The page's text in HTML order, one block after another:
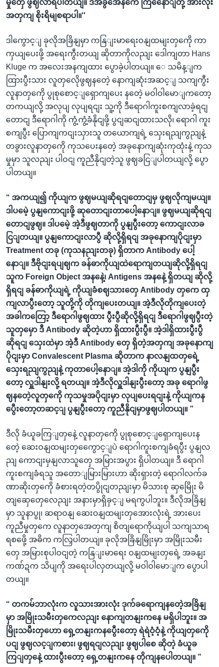
မှုတှေ ဖွဈလာရပါတယျ။ ဒီအခွအေနကေ ကြနေောျတို့ အားလုံး
အတှကျ စိုးရိမျစရာပါ။''
ဒါကွောင့ျ ခုလိုအခြိနျမှာ ကနြျးမာရေးဝနျထမျးတှကေို ကာ
ကှယျပေးဖို့ အရေးကွီးတယျ ဆိုတာကိုလညျး ဒေါကျတာ Hans
Kluge က အလေးအနကျထား ပွောခဲ့ပါတယျ။ ေ သမိန့ျက
ထြားပွီးသား လူတှလေိုဖွဈနတေဲ့ နောကျဆုံးအဆင့ျ သကျကွီး
လူနာတှကေို ပွုစုစောင့ျရှောကျပေး နတေဲ့ မဝါဝါမောျကတော့
တကယျလို့ အလုပျ လုပျရငျး သူ့ကို ဒီရောဂါကူးစကျလာခဲ့ရငျ
တောငျ ဒီရောဂါကို ကွံ့ကွံ့ခံနိုငျဖို့ ပွငျဆငျထားသလို၊ ရောဂါ ကူး
စကျပွီး ပြောကျကငျးသှားသူ တယောကျရဲ့ သှေးရညျကွညျနဲ့
တခွားလူနာတှကေို ကုသပေးနတေဲ့ အခုနောကျဆုံးကုထုံးနဲ့ ကုသ
မှုမှာ သူလညျး ပါဝငျ ကူညီနိုငျတဲ့သူ ဖွဈခငြျပါတယျလို့ ပွော
ပါတယျ။
“ အကယျ၍ ကိုယျက ဖွဈမယျဆိုရငျတောငျမှ ဖွဈလိုကျမယျ။
ဒါပမေဲ့ ပွနျကောငျးဖို့ ဆုတောငျးတာပေါ့နောျ။ ဖွဈမယျဆိုရငျ
တောငျဖွဈ။ ဒါပမေဲ့ အဲ့ဒီဖွဈတာကို ပွနျပွီးတော့ ကောငျးလာခ
ငြျတယျ။ ပွနျကောငျးလာပွီ ဆိုလို့ရှိရငျ အခုနောကျပိုငျးမှာ
Treatment တခု (ကုသနညျးတခု) ရှိတာက Antibody ပေါ့
နောျ။ ဒီဗိုငျးရပျဈက ခန်ဓာကိုယျထဲရောကျတယျဆိုလို့ရှိရငျ
သူက Foreign Object အနနေဲ့၊ Antigens အနနေဲ့ ရှိတယျ ဆိုလို့
ရှိရငျ ခန်ဓာကိုယျရဲ့ ကိုယျခံစဈသားတှေ Antibody တှကေ ထှ
ကျလာပွီးတော့ သူတို့ကို တိုကျပေးတယျ။ အဲ့ဒီလိုတိုကျပေးတဲ့
အခါကတြော့ ဒီရောဂါဖွဈထား ပွီးပွီဆိုလို့ရှိရငျ ဒီရောဂါဖွဈပွီးတဲ့
သူတှမှော ဒီ Antibody ဆိုတဲ့ဟာ ရှိထားပွီးပွီ။ အဲ့ဒါရှိထားပွီးပွီ
ဆိုရငျ သှေးထဲမှာ အဲ့ဒီ Antibody တှေ ရှိတဲ့အတှကျ အခုနောကျ
ပိုငျးမှာ Convalescent Plasma ဆိုတာက နာလနျထတှရေဲ့
သှေးရညျကွညျနဲ့ ကုတာပေါ့နောျ။ အဲ့ဒါကို ကိုယျက ပွနျပွီး
တော့ လှူဒါနျးလို့ ရတယျ။ အဲ့ဒီလိုလှူဒါနျးပွီးတော့ အခု ရောဂါဖွ
ဈနတေဲ့လူတှကေို ကုသမှုအပိုငျးမှာ လုပျပေးရငျးနဲ့ ကိုယျကန
ပွေီးတော့တဆင့ျ ပွနျပွီးတော့ ကူညီနိုငျမှာဖွဈပါတယျ။ ”
ဒီလို ခံယူခကြျတှနေဲ့ လူနာတှကေို ပွုစုစောင့ျရှောကျပေးန
တေဲ့ ဆေးဝနျထမျးတှကွေောင့ျပဲ ရောဂါကူးစကျခံရပွီး ပွနျလ
ညျ ကောငျးမှနျလာသူတှေ အမြားအပွား ရှိပါတယျ။ ဒီ ရောဂါ
ကူးစကျခံရသူ အတောျမြားမြားဟာ ဆိုးရှားတဲ့ ရောဂါလက်ခ
ဏာဆိုးတှကေို ခံစားရတဲ့တပွိုငျတညျးမှာ မိသားစု ဆှမြေိုး မိ
တျဆှေတှေလေညျး အနားမှာရှိခှင့ျ မရကွပါဘူး။ ဒီလိုအခြိနျ
မှာ သူနာပွု၊ ဆရာဝနျ ဆေးဝနျထမျးတှအေားလုံးရဲ့ အားပေး
ကူညီမှုတှကေ လူနာတှအေတှကျ စိတျရောကိုယျပါ သကျသာရ
ရစဖေို့ အဓိက ကလြှပါတယျ။ ခုလိုအခြိနျမြိုးမှာ အမြိုးသမီး
တှေ အမြားစုပါဝငျတဲ့ ကနြျးမာရေး ဝနျထမျးတှရေဲ့ အခနျး
ကဏ်ဍက သိပျကို အရေးပါလှတယျလို့ မဝါဝါမောျက ပွောပါ
တယျ။
“ တကမ်ဘာလုံးက လူသားအားလုံး ဒုက်ခရောကျနတေဲ့အခြိနျ
မှာ အမြိုးသမီးတှကေလညျး နောကျတနျးကနေ မရှိပါဘူး။ အ
မြိုးသမီးတှဟော ရှေ့တနျးကနပွေီးတော့ ရဲရဲဝံ့ဝံ့နဲ့ ကိုယျတှကေို
ပငျ ဖွဈလင့ျကစား၊ ဖွဈရငျလညျး ဖွဈပါစေ ဆိုတဲ့ ခံယူခ
ကြျတှနေဲ့ ထားပွီးတော့ ရှေ့တနျးကနေ တိုကျနပေါတယျ။ ”